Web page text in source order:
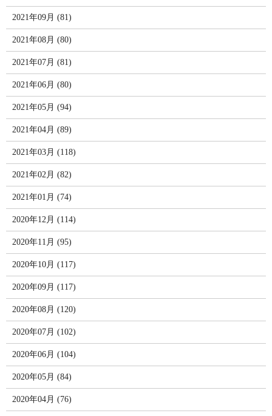
2021年09月 (81)
2021年08月 (80)
2021年07月 (81)
2021年06月 (80)
2021年05月 (94)
2021年04月 (89)
2021年03月 (118)
2021年02月 (82)
2021年01月 (74)
2020年12月 (114)
2020年11月 (95)
2020年10月 (117)
2020年09月 (117)
2020年08月 (120)
2020年07月 (102)
2020年06月 (104)
2020年05月 (84)
2020年04月 (76)